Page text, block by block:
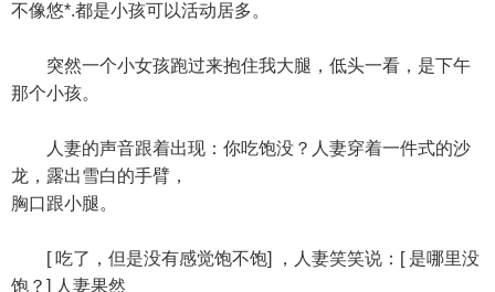
不像悠*.都是小孩可以活动居多。
突然一个小女孩跑过来抱住我大腿，低头一看，是下午
那个小孩。
人妻的声音跟着出现：你吃饱没？人妻穿着一件式的沙
龙，露出雪白的手臂，
胸口跟小腿。
[ 吃了，但是没有感觉饱不饱] ，人妻笑笑说：[ 是哪里没
饱？] 人妻果然